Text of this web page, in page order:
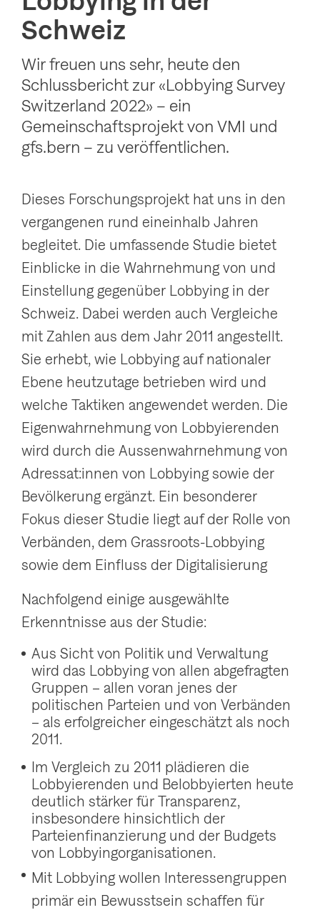
i
n
z
i
g
n
Schweiz
Wir freuen uns sehr, heute den
Schlussbericht zur «Lobbying Survey
Switzerland 2022» – ein
Gemeinschaftsprojekt von VMI und
gfs.bern – zu veröffentlichen.
Dieses Forschungsprojekt hat uns in den
vergangenen rund eineinhalb Jahren
begleitet. Die umfassende Studie bietet
Einblicke in die Wahrnehmung von und
Einstellung gegenüber Lobbying in der
Schweiz. Dabei werden auch Vergleiche
mit Zahlen aus dem Jahr 2011 angestellt.
Sie erhebt, wie Lobbying auf nationaler
Ebene heutzutage betrieben wird und
welche Taktiken angewendet werden. Die
Eigenwahrnehmung von Lobbyierenden
wird durch die Aussenwahrnehmung von
Adressat:innen von Lobbying sowie der
Bevölkerung ergänzt. Ein besonderer
Fokus dieser Studie liegt auf der Rolle von
Verbänden, dem Grassroots-Lobbying
sowie dem Einfluss der Digitalisierung
Nachfolgend einige ausgewählte
Erkenntnisse aus der Studie:
Aus Sicht von Politik und Verwaltung
wird das Lobbying von allen abgefragten
Gruppen – allen voran jenes der
politischen Parteien und von Verbänden
– als erfolgreicher eingeschätzt als noch
2011.
Im Vergleich zu 2011 plädieren die
Lobbyierenden und Belobbyierten heute
deutlich stärker für Transparenz,
insbesondere hinsichtlich der
Parteienfinanzierung und der Budgets
von Lobbyingorganisationen.
Mit Lobbying wollen Interessengruppen
primär ein Bewusstsein schaffen für